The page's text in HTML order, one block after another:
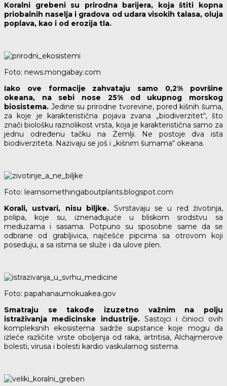
Koralni grebeni su prirodna barijera, koja štiti kopna
priobalnih naselja i gradova od udara visokih talasa, oluja
poplava, kao i od erozija tla.
Foto: news.mongabay.com
Iako ove formacije zahvataju samo 0,2% površine
okeana, na sebi nose 25% od ukupnog morskog
biosistema. Jedine su prirodne tvorevine, pored kišnih šuma,
za koje je karakteristična pojava zvana „biodiverzitet“, što
znači biološku raznolikost vrsta, koja je karakteristična samo za
jednu određenu tačku na Zemlji. Ne postoje dva ista
biodiverziteta. Nazivaju se još i „kišnim šumama“ okeana.
Foto: learnsomethingaboutplants.blogspot.com
Korali, ustvari, nisu biljke. Svrstavaju se u red životinja,
polipa, koje su, iznenađujuće u bliskom srodstvu sa
meduzama i sasama. Potpuno su sposobne same da se
odbrane od grabljivica, najčešće pipcima sa otrovom koji
poseduju, a sa istima se služe i da ulove plen.
Foto: papahanaumokuakea.gov
Smatraju se takođe izuzetno važnim na polju
istraživanja medicinske industrije. Sastojci i činioci ovih
kompleksnih ekosistema sadrže supstance koje mogu da
izleče različite vrste oboljenja od raka, artritisa, Alchajmerove
bolesti, virusa i bolesti kardio vaskularnog sistema.